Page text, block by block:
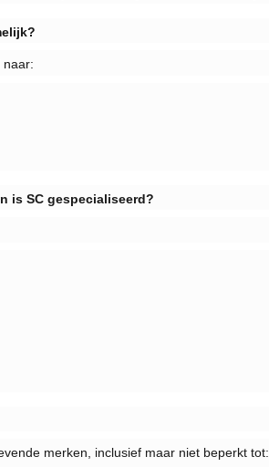
naar:
is SC gespecialiseerd?
merken, inclusief maar niet beperkt tot: